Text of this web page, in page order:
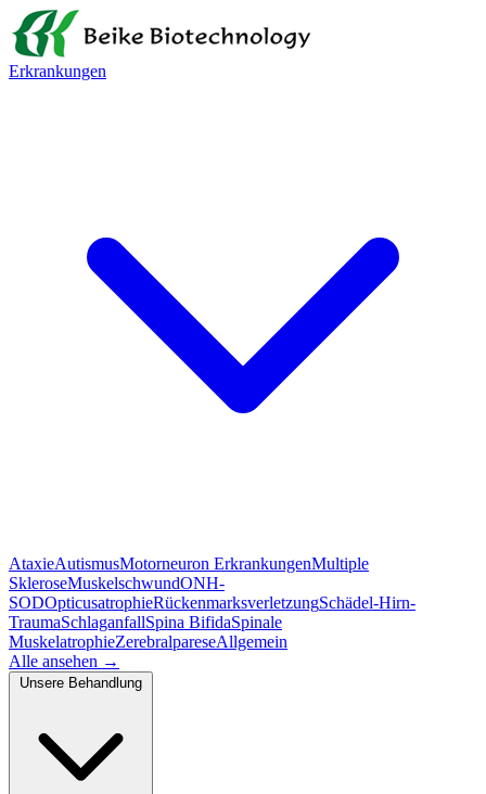
Erkrankungen
AtaxieAutismusMotorneuron ErkrankungenMultiple
SkleroseMuskelschwundONH-
SODOpticusatrophieRückenmarksverletzungSchädel-Hirn-
TraumaSchlaganfallSpina BifidaSpinale
MuskelatrophieZerebralpareseAllgemein
Alle ansehen →